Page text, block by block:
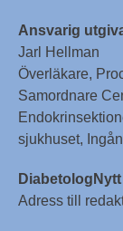
Ansvarig
Jarl Hellman
Överläkare,
Samordnare
sjukhuset,
Adress till